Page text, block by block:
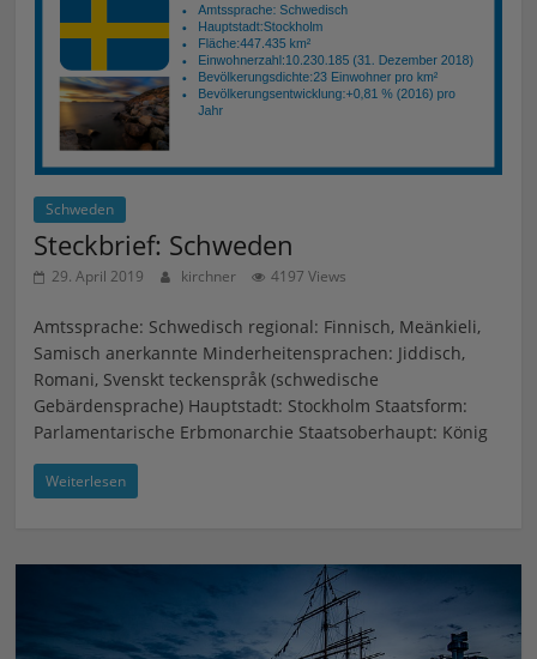
Schweden
Steckbrief: Schweden
29. April 2019 kirchner 4197 Views
Amtssprache: Schwedisch regional: Finnisch, Meänkieli,
Samisch anerkannte Minderheitensprachen: Jiddisch,
Romani, Svenskt teckenspråk (schwedische
Gebärdensprache) Hauptstadt: Stockholm Staatsform:
Parlamentarische Erbmonarchie Staatsoberhaupt: König
Weiterlesen